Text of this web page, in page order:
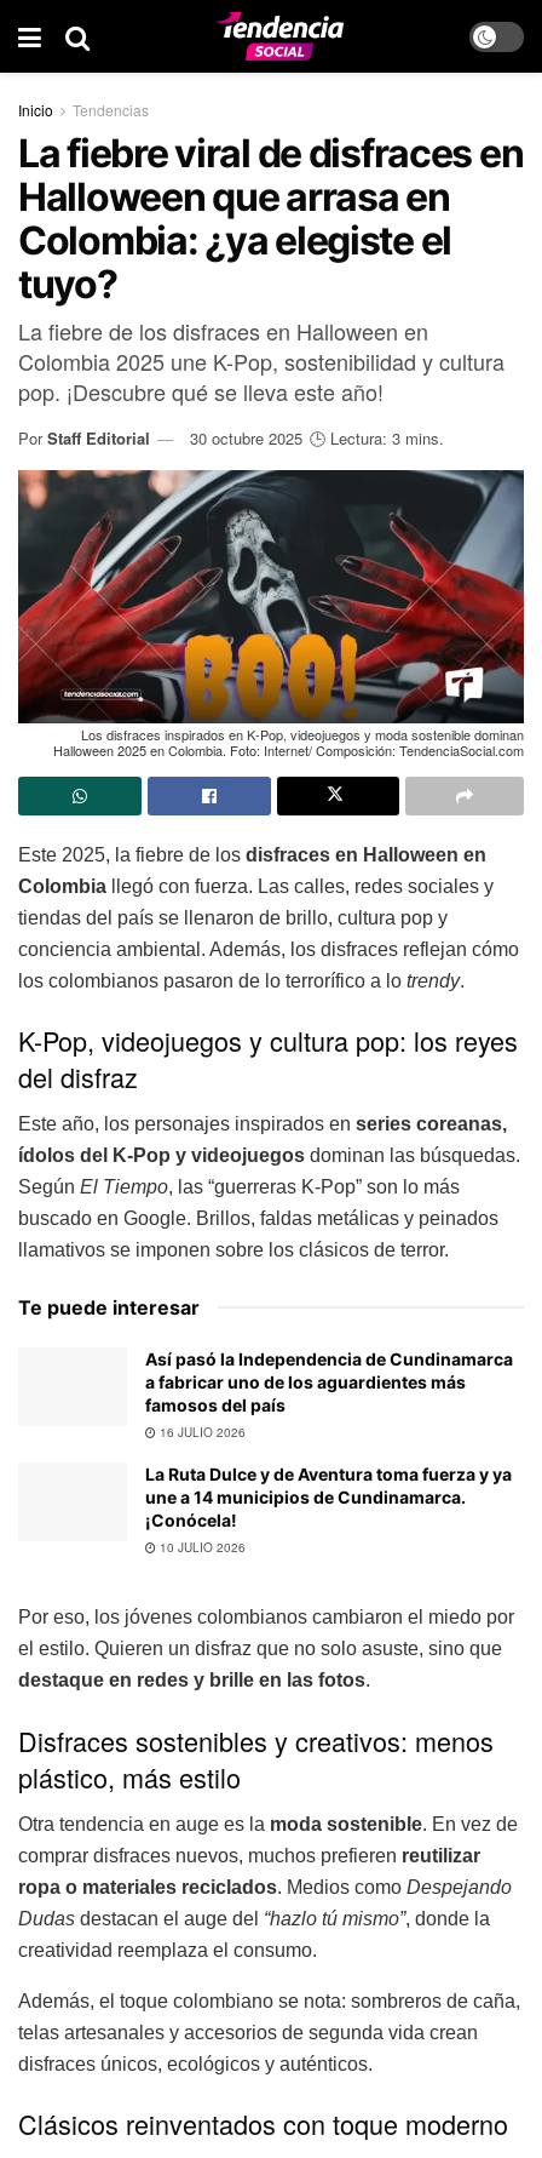
Inicio Tendencias
La fiebre viral de disfraces en
Halloween que arrasa en
Colombia: ¿ya elegiste el
tuyo?
La fiebre de los disfraces en Halloween en
Colombia 2025 une K-Pop, sostenibilidad y cultura
pop. ¡Descubre qué se lleva este año!
Por Staff Editorial 30 octubre 2025 🕒 Lectura: 3 mins.
Los disfraces inspirados en K-Pop, videojuegos y moda sostenible dominan
Halloween 2025 en Colombia. Foto: Internet/ Composición: TendenciaSocial.com
Este 2025, la fiebre de los disfraces en Halloween en
Colombia
llegó con fuerza. Las calles, redes sociales y
tiendas del país se llenaron de brillo, cultura pop y
conciencia ambiental. Además, los disfraces reflejan cómo
los colombianos pasaron de lo terrorífico a lo trendy.
K-Pop, videojuegos y cultura pop: los reyes
del disfraz
Este año, los personajes inspirados en series coreanas,
ídolos del K-Pop y videojuegos dominan las búsquedas.
Según El Tiempo, las “guerreras K-Pop” son lo más
buscado en Google. Brillos, faldas metálicas y peinados
llamativos se imponen sobre los clásicos de terror.
Te puede interesar
Así pasó la Independencia de Cundinamarca
a fabricar uno de los aguardientes más
famosos del país
16 JULIO 2026
La Ruta Dulce y de Aventura toma fuerza y ya
une a 14 municipios de Cundinamarca.
¡Conócela!
10 JULIO 2026
Por eso, los jóvenes colombianos cambiaron el miedo por
el estilo. Quieren un disfraz que no solo asuste, sino que
destaque en redes y brille en las fotos.
Disfraces sostenibles y creativos: menos
plástico, más estilo
Otra tendencia en auge es la moda sostenible. En vez de
comprar disfraces nuevos, muchos prefieren reutilizar
ropa o materiales reciclados. Medios como Despejando
Dudas destacan el auge del “hazlo tú mismo”, donde la
creatividad reemplaza el consumo.
Además, el toque colombiano se nota: sombreros de caña,
telas artesanales y accesorios de segunda vida crean
disfraces únicos, ecológicos y auténticos.
Clásicos reinventados con toque moderno